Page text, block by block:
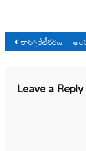
Post
navigation
కార్పొరేటీకరణ – అంతర్జాతీయ రాజకీయార్థిక
Leave a Reply